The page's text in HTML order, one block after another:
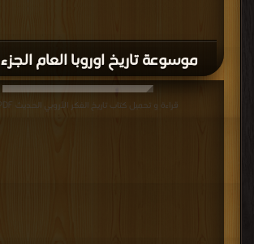
موسوعة تاريخ اوروبا العام الجزء 2 PDF
قراءة و تحميل كتاب تاريخ الفكر الأروبي الحديث PDF مجانا